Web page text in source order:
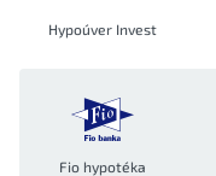
Hypoúver Invest
Fio hypotéka